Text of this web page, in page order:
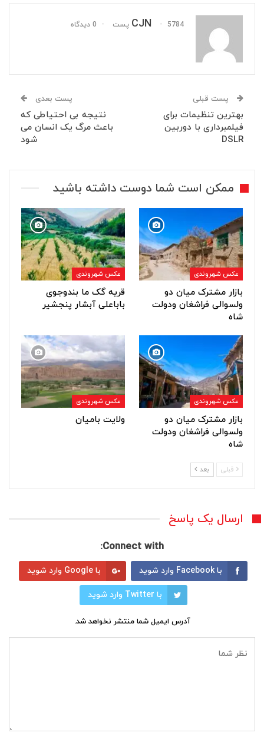
CJN 5784 پست 0 دیدگاه
پست قبلی
بهترین تنظیمات برای
فیلمبرداری با دوربین
DSLR
پست بعدی
نتیجه بی احتیاطی که
باعث مرگ یک انسان می
شود
ممکن است شما دوست داشته باشید
عکس شهروندی
بازار مشترک میان دو
ولسوالی فراشغان ودولت
شاه
عکس شهروندی
قریه گک ما بندوجوی
باباعلی آبشار پنجشیر
عکس شهروندی
بازار مشترک میان دو
ولسوالی فراشغان ودولت
شاه
عکس شهروندی
ولایت بامیان
قبلی بعد
ارسال یک پاسخ
Connect with:
با Facebook وارد شوید با Google وارد شوید
با Twitter وارد شوید
آدرس ایمیل شما منتشر نخواهد شد.